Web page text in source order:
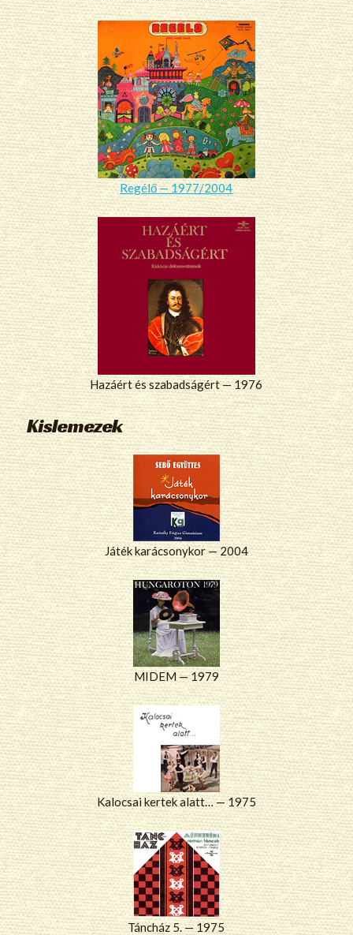
Regélő — 1977/2004
Hazáért és szabadságért — 1976
Kislemezek
Játék karácsonykor — 2004
MIDEM — 1979
Kalocsai kertek alatt… — 1975
Táncház 5. — 1975